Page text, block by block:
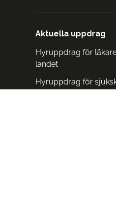
Aktuella uppdrag
Hyruppdrag för
landet
Hyruppdrag för